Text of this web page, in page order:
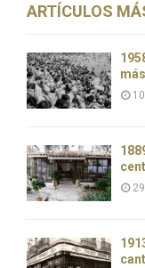
ARTÍCULOS